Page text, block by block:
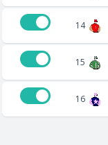
14
15
16